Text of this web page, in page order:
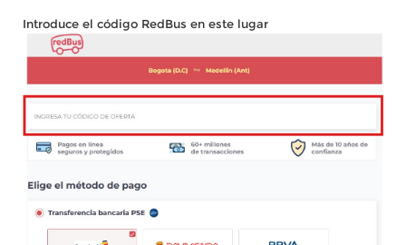
Introduce el código RedBus en este lugar